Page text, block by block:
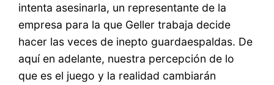
intenta asesinarla, un representante de la
empresa para la que Geller trabaja decide
hacer las veces de inepto guardaespaldas. De
aquí en adelante, nuestra percepción de lo
que es el juego y la realidad cambiarán